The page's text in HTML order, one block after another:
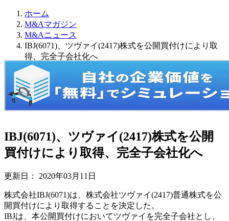
ホーム
M&Aマガジン
M&Aニュース
IBJ(6071)、ツヴァイ(2417)株式を公開買付けにより取
得、完全子会社化へ
IBJ(6071)、ツヴァイ(2417)株式を公開
買付けにより取得、完全子会社化へ
更新日： 2020年03月11日
株式会社IBJ(6071)は、株式会社ツヴァイ(2417)普通株式を公
開買付けにより取得することを決定した。
IBJは、本公開買付けにおいてツヴァイを完全子会社とし、